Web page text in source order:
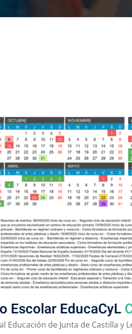
Escolar EducaCyL
Educación de Junta de Castilla y